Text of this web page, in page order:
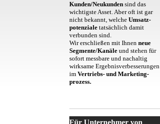
Kunden/Neukunden sind das
wichtigste Asset. Aber oft ist gar
nicht bekannt, welche Umsatz-
potenziale tatsächlich damit
verbunden sind.
Wir erschließen mit Ihnen neue
Segmente/Kanäle und stehen für
sofort messbare und nachaltig
wirksame Ergebnisverbesserungen
im Vertriebs- und Marketing-
prozess.
Für Unternehmer von